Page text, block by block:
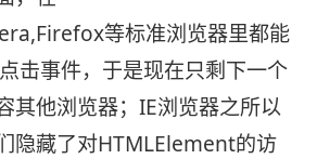
等标准浏览器里都能
击事件，于是现在只剩下一个
其他浏览器；IE浏览器之所以
隐藏了对HTMLElement的访